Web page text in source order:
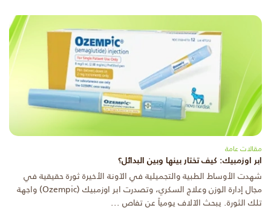
مقالات عامة
ابر اوزمبيك: كيف تختار بينها وبين البدائل؟
شهدت الأوساط الطبية والتجميلية في الآونة الأخيرة ثورة حقيقية في
مجال إدارة الوزن وعلاج السكري، وتصدرت ابر اوزمبيك (Ozempic) واجهة
تلك الثورة. يبحث الآلاف يومياً عن تفاص ...